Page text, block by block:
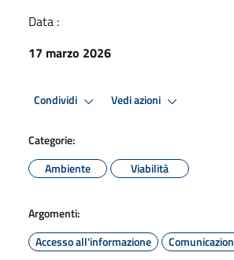
Data :
17 marzo 2026
Condividi Vedi azioni
Categorie:
Ambiente
Viabilità
Argomenti:
Accesso all'informazione